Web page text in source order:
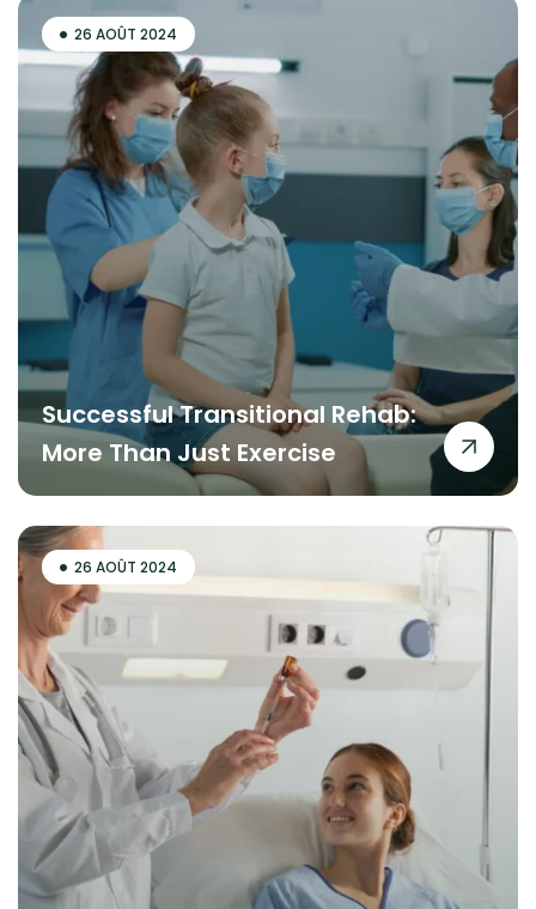
26 AOÛT 2024
Successful Transitional Rehab:
More Than Just Exercise
26 AOÛT 2024